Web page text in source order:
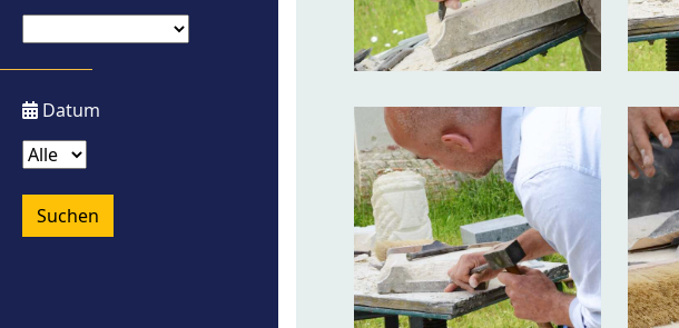
Datum
Suchen